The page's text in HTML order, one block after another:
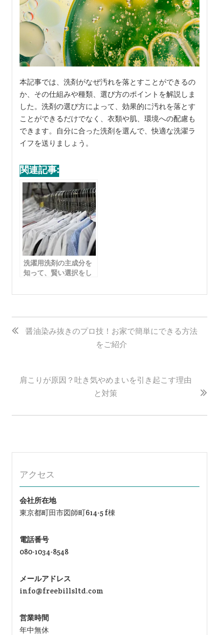
本記事では、洗剤がなぜ汚れを落とすことができるの
か、その仕組みや種類、選び方のポイントを解説しま
した。洗剤の選び方によって、効果的に汚れを落とす
ことができるだけでなく、衣類や肌、環境への配慮も
できます。自分に合った洗剤を選んで、快適な洗濯ラ
イフを送りましょう。
関連記事:
洗濯用洗剤の主成分を
知って、賢い選択をし
投
稿
ゲ
シ
醤油染み抜きのプロ技！お家で簡単にできる方法
をご紹介
肩こりが原因？吐き気やめまいを引き起こす理由
と対策
アクセス
会社所在地
東京都町田市図師町614-5 f棟
電話番号
080-1034-8548
メールアドレス
info@freebillsltd.com
営業時間
年中無休